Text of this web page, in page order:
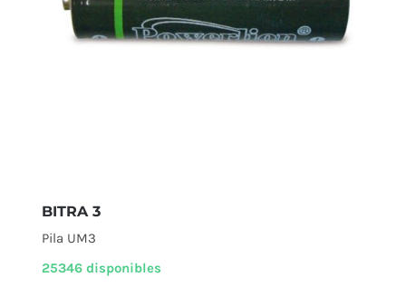
BITRA 3
Pila UM3
25346 disponibles